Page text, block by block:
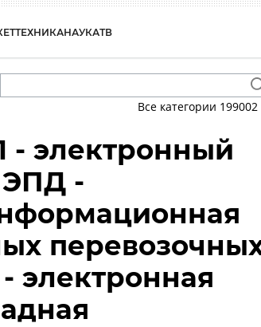
ТЕХНИКАНАУКАТВ
Все категории 199002
электронный
ЭПД -
электронная